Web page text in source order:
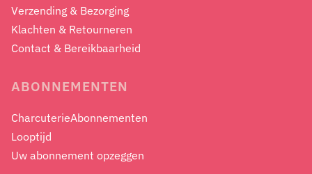
Verzending & Bezorging
Klachten & Retourneren
Contact & Bereikbaarheid
ABONNEMENTEN
CharcuterieAbonnementen
Looptijd
Uw abonnement opzeggen